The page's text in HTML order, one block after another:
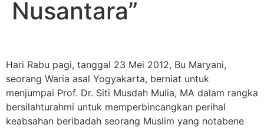
Nusantara”
Hari Rabu pagi, tanggal 23 Mei 2012, Bu Maryani,
seorang Waria asal Yogyakarta, berniat untuk
menjumpai Prof. Dr. Siti Musdah Mulia, MA dalam rangka
bersilahturahmi untuk memperbincangkan perihal
keabsahan beribadah seorang Muslim yang notabene